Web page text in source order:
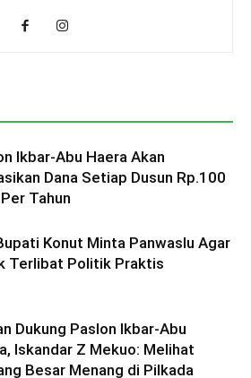
Ikbar-Abu Haera Akan
Dana Setiap Dusun Rp.100
Tahun
Konut Minta Panwaslu Agar
Terlibat Politik Praktis
Dukung Paslon Ikbar-Abu
Iskandar Z Mekuo: Melihat
Besar Menang di Pilkada